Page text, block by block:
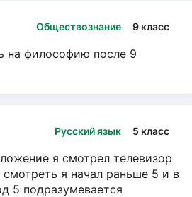
Обществознание 9 класс
на философию после 9
Русский язык 5 класс
я смотрел телевизор
смотреть я начал раньше 5 и в
5 подразумевается